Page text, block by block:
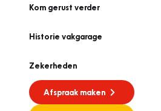
Kom gerust verder
Historie vakgarage
Zekerheden
Afspraak maken